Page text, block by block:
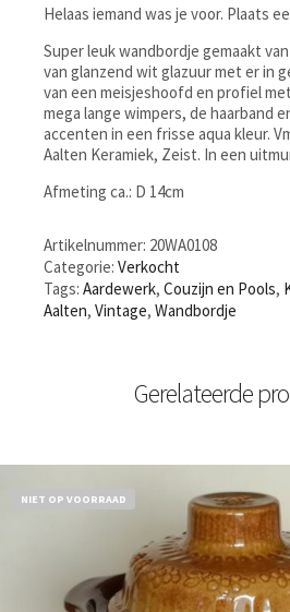
Helaas iemand was je voor. Plaats
Super leuk wandbordje gemaakt
van glanzend wit glazuur met er in
van een meisjeshoofd en profiel
mega lange wimpers, de haarband
accenten in een frisse aqua kleur.
Aalten Keramiek, Zeist. In een
Afmeting ca.: D 14cm
Artikelnummer: 20WA0108
Categorie: Verkocht
Tags: Aardewerk, Couzijn en Pools,
Aalten, Vintage, Wandbordje
Gerelateerde
NIET OP VOORRAAD